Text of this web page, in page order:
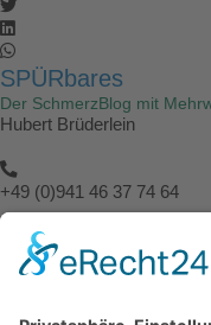
SPÜRbares
Der SchmerzBlog mit
Hubert Brüderlein
+49 (0)941 46 37 74 64
info@spuerbares.hubert-